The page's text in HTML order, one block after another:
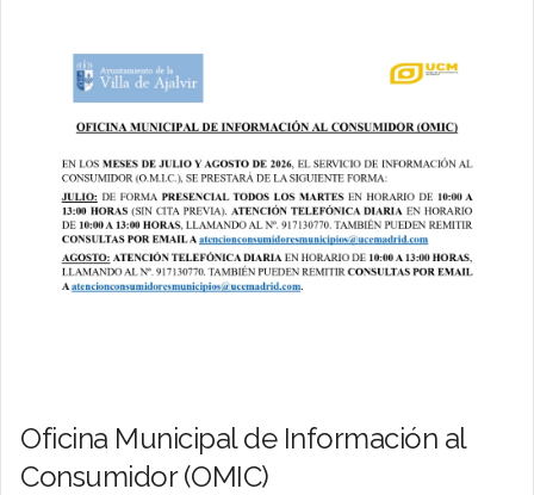
Oficina Municipal de Información al
Consumidor (OMIC)